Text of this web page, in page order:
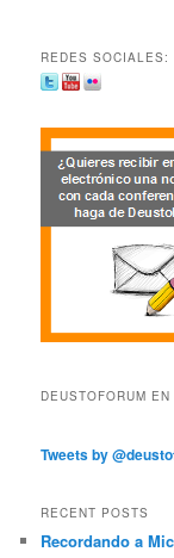
REDES SOCIALES:
DEUSTOFORUM
Tweets by
RECENT POSTS
Recordando a